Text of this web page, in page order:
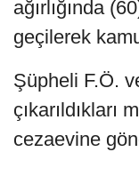
ağırlığında
geçilerek
Şüpheli F.Ö.
çıkarıldıkları
cezaevine